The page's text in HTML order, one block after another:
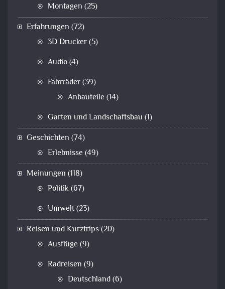
Montagen (25)
Erfahrungen (72)
3D Drucker(5)
Audio(4)
Fahrräder(39)
Anbauteile (14)
Garten und Landschaftsbau (1)
Geschichten (74)
Erlebnisse (49)
Meinungen (118)
Politik(67)
Umwelt(23)
Reisen und Kurztrips(20)
Ausflüge (9)
Radreisen (9)
Deutschland(6)